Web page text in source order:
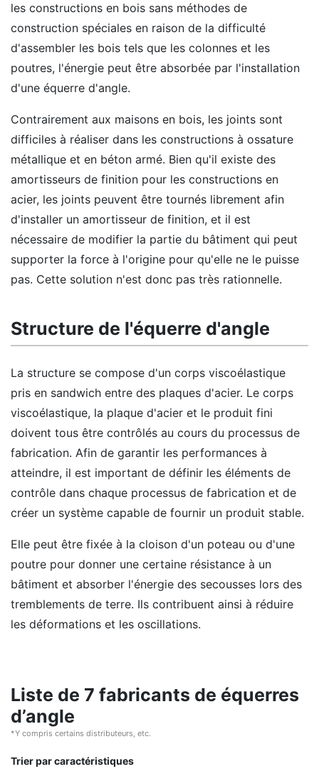
les constructions en bois sans méthodes de
construction spéciales en raison de la difficulté
d'assembler les bois tels que les colonnes et les
poutres, l'énergie peut être absorbée par l'installation
d'une équerre d'angle.
Contrairement aux maisons en bois, les joints sont
difficiles à réaliser dans les constructions à ossature
métallique et en béton armé. Bien qu'il existe des
amortisseurs de finition pour les constructions en
acier, les joints peuvent être tournés librement afin
d'installer un amortisseur de finition, et il est
nécessaire de modifier la partie du bâtiment qui peut
supporter la force à l'origine pour qu'elle ne le puisse
pas. Cette solution n'est donc pas très rationnelle.
Structure de l'équerre d'angle
La structure se compose d'un corps viscoélastique
pris en sandwich entre des plaques d'acier. Le corps
viscoélastique, la plaque d'acier et le produit fini
doivent tous être contrôlés au cours du processus de
fabrication. Afin de garantir les performances à
atteindre, il est important de définir les éléments de
contrôle dans chaque processus de fabrication et de
créer un système capable de fournir un produit stable.
Elle peut être fixée à la cloison d'un poteau ou d'une
poutre pour donner une certaine résistance à un
bâtiment et absorber l'énergie des secousses lors des
tremblements de terre. Ils contribuent ainsi à réduire
les déformations et les oscillations.
Liste de 7 fabricants de équerres
d’angle
*Y compris certains distributeurs, etc.
Trier par caractéristiques